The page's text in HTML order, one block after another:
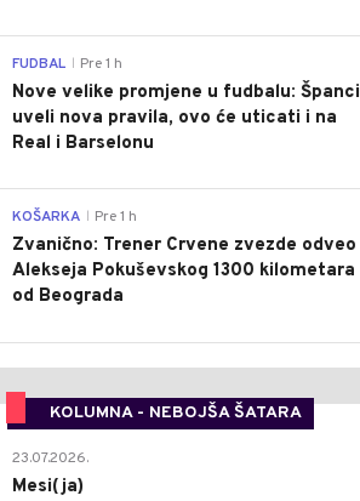
FUDBAL Pre 1 h
Nove velike promjene u fudbalu: Španci
uveli nova pravila, ovo će uticati i na
Real i Barselonu
KOŠARKA Pre 1 h
Zvanično: Trener Crvene zvezde odveo
Alekseja Pokuševskog 1300 kilometara
od Beograda
KOLUMNA - NEBOJŠA ŠATARA
23.07.2026.
Mesi(ja)